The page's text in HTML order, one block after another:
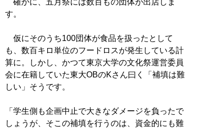
す。
仮にそのうち100団体が食品を扱ったとして
も、数百キロ単位のフードロスが発生している計
算に。しかし、かつて東京大学の文化祭運営委員
会に在籍していた東大OBのKさん曰く「補填は難
しい」そうです。
「学生側も企画中止で大きなダメージを負ったで
しょうが、そこの補填を行うのは、資金的にも難